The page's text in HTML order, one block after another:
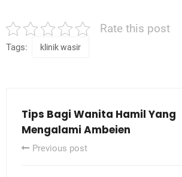
Rate this post
Tags: klinik wasir
Tips Bagi Wanita Hamil Yang
Mengalami Ambeien
Previous post